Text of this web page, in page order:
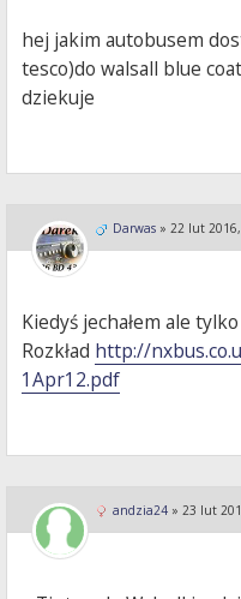
hej jakim autobusem
tesco)do walsall blue
dziekuje
Darwas » 22 lut
Kiedyś jechałem ale tylko
Rozkład http://
1Apr12.pdf
andzia24 » 23 lut